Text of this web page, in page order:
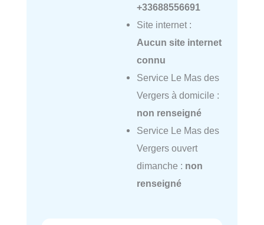
+33688556691
Site internet :
Aucun site internet
connu
Service Le Mas des
Vergers à domicile :
non renseigné
Service Le Mas des
Vergers ouvert
dimanche : non
renseigné